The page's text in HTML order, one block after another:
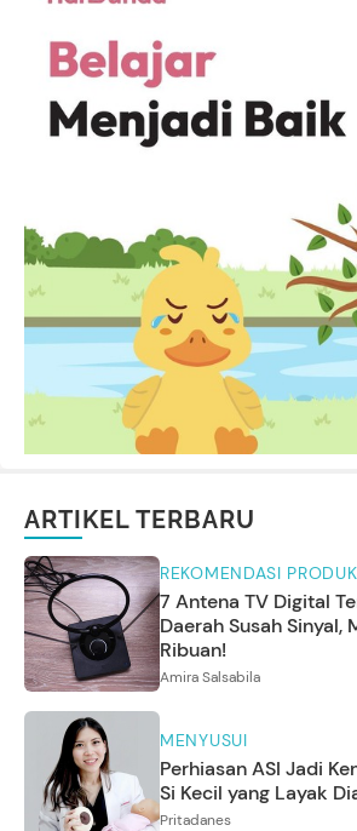
ARTIKEL TERBARU
REKOMENDASI PRODUK
7 Antena TV Digital
Daerah Susah Sinyal,
Ribuan!
Amira Salsabila
MENYUSUI
Perhiasan ASI Jadi
Si Kecil yang Layak
Pritadanes